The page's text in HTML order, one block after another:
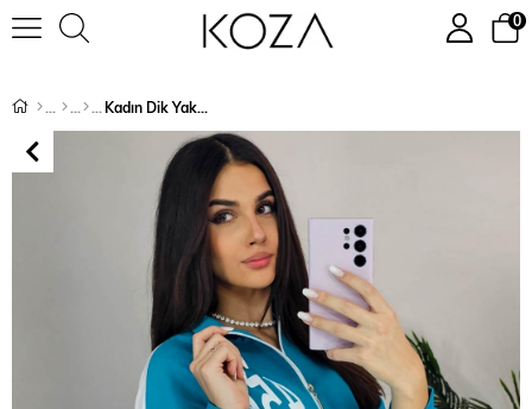
0
Kadın Dik Yaka Fermuarlı Eşofman Takımı 3160-22